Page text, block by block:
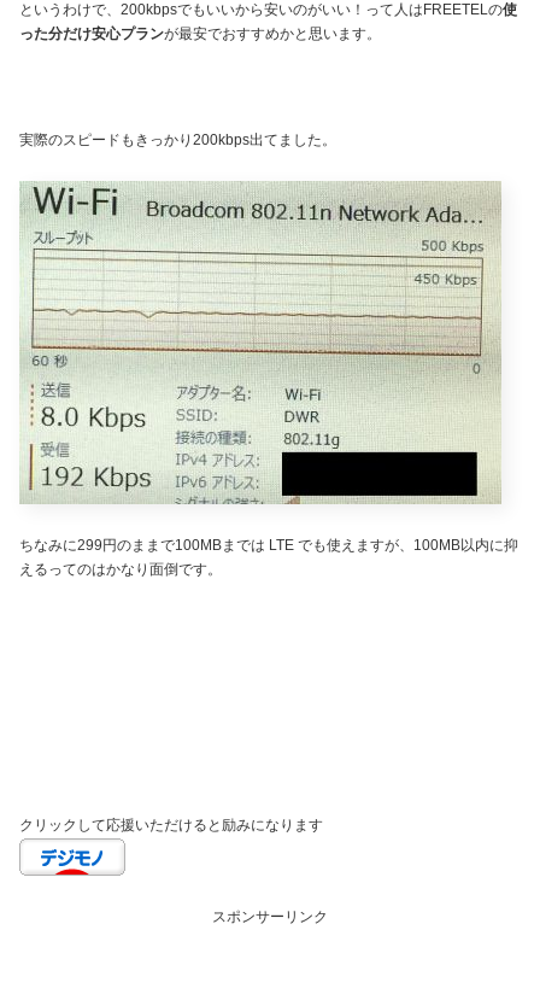
というわけで、200kbpsでもいいから安いのがいい！って人はFREETELの使
った分だけ安心プランが最安でおすすめかと思います。
実際のスピードもきっかり200kbps出てました。
ちなみに299円のままで100MBまでは LTE でも使えますが、100MB以内に抑
えるってのはかなり面倒です。
クリックして応援いただけると励みになります
スポンサーリンク